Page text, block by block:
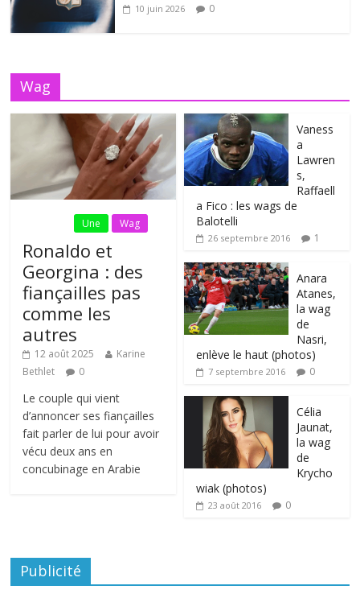
10 juin 2026 0
Wag
Une Wag
Ronaldo et
Georgina : des
fiançailles pas
comme les
autres
12 août 2025
Karine
Bethlet
0
Le couple qui vient
d’annoncer ses fiançailles
fait parler de lui pour avoir
vécu deux ans en
concubinage en Arabie
Vaness
a
Lawren
s,
Raffaell
a Fico : les wags de
Balotelli
26 septembre 2016 1
Anara
Atanes,
la wag
de
Nasri,
enlève le haut (photos)
7 septembre 2016 0
Célia
Jaunat,
la wag
de
Krycho
wiak (photos)
23 août 2016 0
Publicité